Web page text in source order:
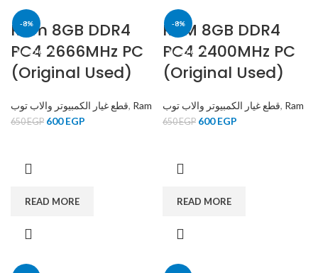
-8%
SOLD OUT
Ram 8GB DDR4
PC4 2666MHz PC
(Original Used)
قطع غيار الكمبيوتر والاب توب, Ram
650EGP 600EGP
READ MORE
-8%
SOLD OUT
RAM 8GB DDR4
PC4 2400MHz PC
(Original Used)
قطع غيار الكمبيوتر والاب توب, Ram
650EGP 600EGP
READ MORE